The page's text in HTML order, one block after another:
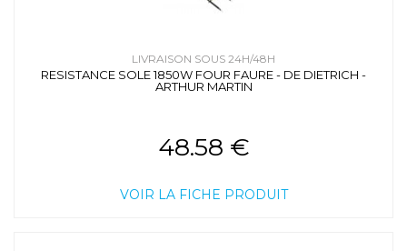
LIVRAISON SOUS 24H/48H
RESISTANCE SOLE 1850W FOUR FAURE - DE DIETRICH -
ARTHUR MARTIN
48.58 €
VOIR LA FICHE PRODUIT